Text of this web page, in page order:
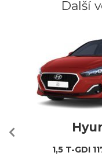
Další
1,5 T-GDI